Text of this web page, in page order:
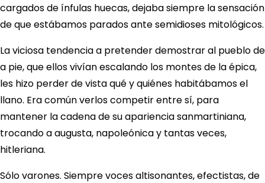
cargados de ínfulas huecas, dejaba siempre la sensación
de que estábamos parados ante semidioses mitológicos.
La viciosa tendencia a pretender demostrar al pueblo de
a pie, que ellos vivían escalando los montes de la épica,
les hizo perder de vista qué y quiénes habitábamos el
llano. Era común verlos competir entre sí, para
mantener la cadena de su apariencia sanmartiniana,
trocando a augusta, napoleónica y tantas veces,
hitleriana.
Sólo varones. Siempre voces altisonantes, efectistas, de